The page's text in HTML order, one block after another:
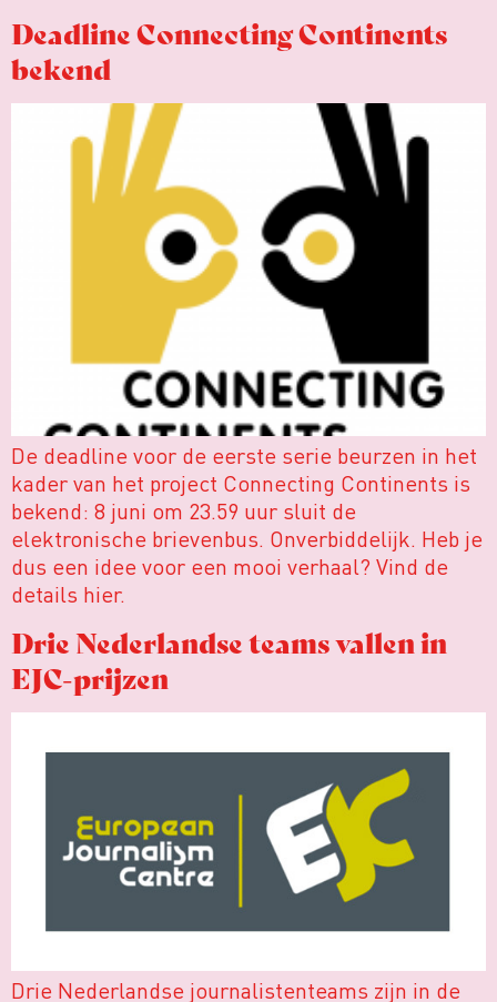
Deadline Connecting Continents
bekend
De deadline voor de eerste serie beurzen in het
kader van het project Connecting Continents is
bekend: 8 juni om 23.59 uur sluit de
elektronische brievenbus. Onverbiddelijk. Heb je
dus een idee voor een mooi verhaal? Vind de
details hier.
Drie Nederlandse teams vallen in
EJC-prijzen
Drie Nederlandse journalistenteams zijn in de